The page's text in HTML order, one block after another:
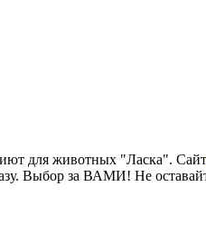
для животных "Ласка".
Выбор за ВАМИ! Не